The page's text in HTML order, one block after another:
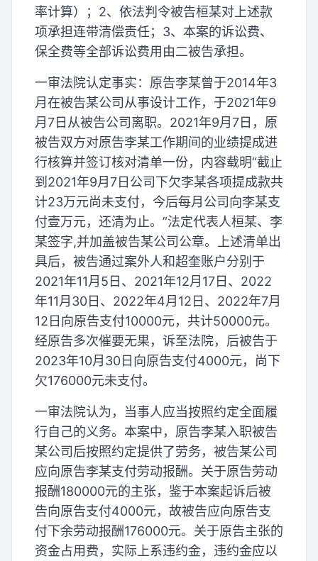
率计算）；2、依法判令被告桓某对上述款
项承担连带清偿责任；3、本案的诉讼费、
保全费等全部诉讼费用由二被告承担。
一审法院认定事实：原告李某曾于2014年3
月在被告某公司从事设计工作，于2021年9
月7日从被告公司离职。2021年9月7日，原
被告双方对原告李某工作期间的业绩提成进
行核算并签订核对清单一份，内容载明“截止
到2021年9月7日公司下欠李某各项提成款共
计23万元尚未支付，今后每月公司向李某支
付壹万元，还清为止。”法定代表人桓某、李
某签字,并加盖被告某公司公章。上述清单出
具后，被告通过案外人和超奎账户分别于
2021年11月5日、2021年12月17日、2022
年11月30日、2022年4月12日、2022年7月
12日向原告支付10000元，共计50000元。
经原告多次催要无果，诉至法院，后被告于
2023年10月30日向原告支付4000元，尚下
欠176000元未支付。
一审法院认为，当事人应当按照约定全面履
行自己的义务。本案中，原告李某入职被告
某公司后按照约定提供了劳务，被告某公司
应向原告李某支付劳动报酬。关于原告劳动
报酬180000元的主张，鉴于本案起诉后被
告向原告支付4000元，故被告应向原告支
付下余劳动报酬176000元。关于原告主张的
资金占用费，实际上系违约金，违约金应以